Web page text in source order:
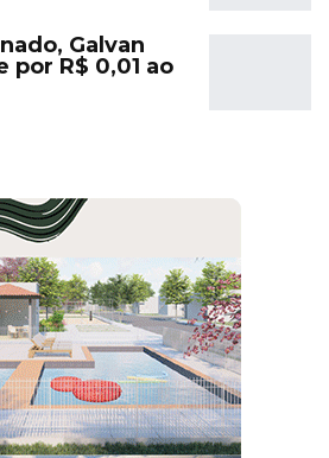
Galvan
por R$ 0,01 ao